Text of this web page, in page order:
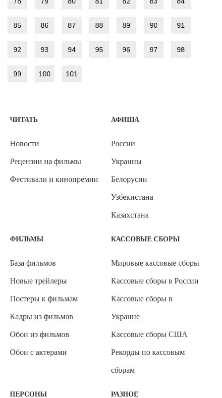
85 86 87 88 89 90 91
92 93 94 95 96 97 98
99 100 101
ЧИТАТЬ
Новости
Рецензии на фильмы
Фестивали и кинопремии
АФИША
России
Украины
Белорусии
Узбекистана
Казахстана
ФИЛЬМЫ
База фильмов
Новые трейлеры
Постеры к фильмам
Кадры из фильмов
Обои из фильмов
Обои с актерами
КАССОВЫЕ СБОРЫ
Мировые кассовые сборы
Кассовые сборы в России
Кассовые сборы в
Украине
Кассовые сборы США
Рекорды по кассовым
сборам
ПЕРСОНЫ РАЗНОЕ